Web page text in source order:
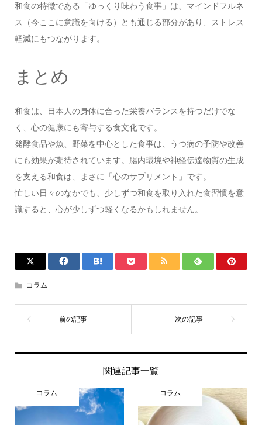
和食の特徴である「ゆっくり味わう食事」は、マインドフルネ
ス（今ここに意識を向ける）とも通じる部分があり、ストレス
軽減にもつながります。
まとめ
和食は、日本人の身体に合った栄養バランスを持つだけでな
く、心の健康にも寄与する食文化です。
発酵食品や魚、野菜を中心とした食事は、うつ病の予防や改善
にも効果が期待されています。腸内環境や神経伝達物質の生成
を支える和食は、まさに「心のサプリメント」です。
忙しい日々のなかでも、少しずつ和食を取り入れた食習慣を意
識すると、心が少しずつ軽くなるかもしれません。
コラム
関連記事一覧
コラム コラム